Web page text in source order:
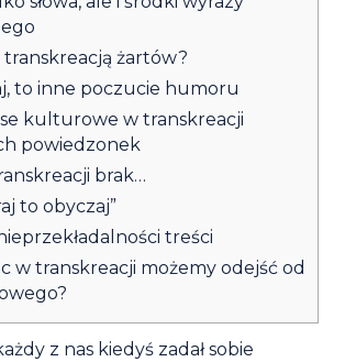
transkreacją żartów?
to inne poczucie humoru
kulturowe w transkreacji
powiedzonek
brak…
to obyczaj”
treści
w transkreacji możemy odejść od
z nas kiedyś zadał sobie